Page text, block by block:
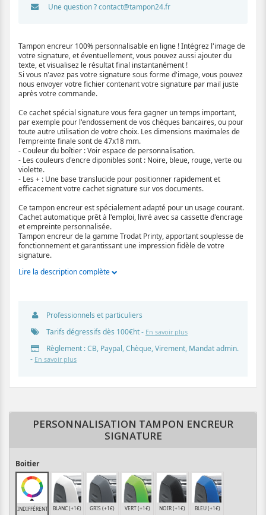
Une question ?contact@tampon24.fr
Tampon encreur 100% personnalisable en ligne ! Intégrez l'image de
votre signature, et éventuellement, vous pouvez aussi ajouter du
texte, et visualisez le résultat final instantanément !
Si vous n'avez pas votre signature sous forme d'image, vous pouvez
nous envoyer votre fichier contenant votre signature par mail juste
après votre commande.
Ce cachet spécial signature vous fera gagner un temps important,
par exemple pour l'endossement de vos chèques bancaires, ou pour
toute autre utilisation de votre choix. Les dimensions maximales de
l'empreinte finale sont de 47x18 mm.
- Couleur du boîtier : Voir espace de personnalisation.
- Les couleurs d'encre diponibles sont : Noire, bleue, rouge, verte ou
violette.
- Les + : Une base translucide pour positionner rapidement et
efficacement votre cachet signature sur vos documents.
Ce tampon encreur est spécialement adapté pour un usage courant.
Cachet automatique prêt à l'emploi, livré avec sa cassette d'encrage
et empreinte personnalisée.
Tampon encreur de la gamme Trodat Printy, apportant souplesse de
fonctionnement et garantissant une impression fidèle de votre
signature.
Lire la description complète
Professionnels et particuliers
Tarifs dégressifs dès 100€ht - En savoir plus
Règlement : CB, Paypal, Chèque, Virement, Mandat admin.
- En savoir plus
PERSONNALISATION TAMPON ENCREUR
SIGNATURE
Boitier
INDIFFÉRENT BLANC (+1€) GRIS (+1€) VERT (+1€) NOIR (+1€) BLEU (+1€)